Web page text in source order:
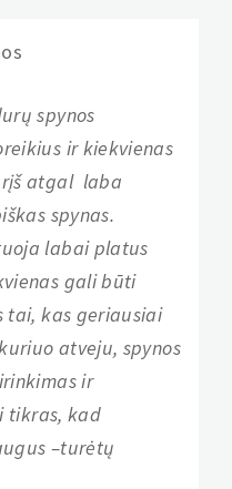
spynos
ir kiekvienas
atgal laba
spynas.
labai platus
gali būti
tai, kas geriausiai
atveju, spynos
ir
tikras, kad
–turėtų